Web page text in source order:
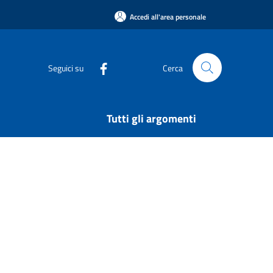
Accedi all'area personale
Seguici su Cerca
Tutti gli argomenti